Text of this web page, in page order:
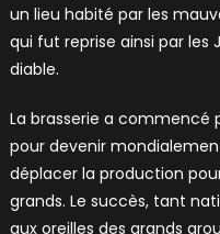
un lieu habité par les
qui fut reprise ainsi par les
diable.
La brasserie a commencé
pour devenir
déplacer la production
grands. Le succès, tant
aux oreilles des grands